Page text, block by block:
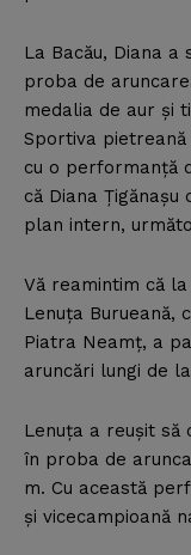
La Bacău, Diana
proba de
medalia de aur şi
Sportiva
cu o performanţă
că Diana
plan intern,
Vă reamintim că
Lenuţa Burueană,
Piatra Neamţ, a
aruncări lungi de
Lenuţa a reuşit
în proba de
m. Cu această
şi vicecampioană